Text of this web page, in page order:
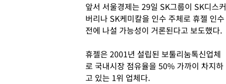
앞서 서울경제는 29일 SK그룹이 SK디스커
버리나 SK케미칼을 인수 주체로 휴젤 인수
전에 나설 가능성이 거론된다고 보도했다.
휴젤은 2001년 설립된 보툴리눔톡신업체
로 국내시장 점유율을 50% 가까이 차지하
고 있는 1위 업체다.